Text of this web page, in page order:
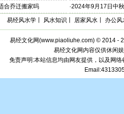
合乔迁搬家吗 ·2024年9月17日中
易经风水学
风水知识 居家风水 办公风
易经文化网(www.piaoliuhe.com) © 2014 -
易经文化网内容仅供休闲
免责声明:本站信息均由网友提供，以及网